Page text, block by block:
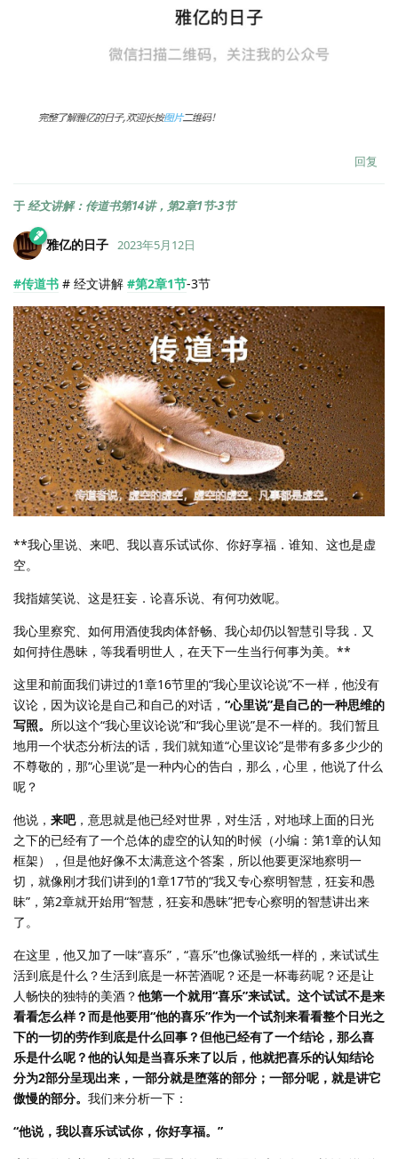
回复
于经文讲解：传道书第14讲，第2章1节-3节
雅亿的日子 2023年5月12日
#传道书 # 经文讲解 #第2章1节-3节
**我心里说、来吧、我以喜乐试试你、你好享福．谁知、这也是虚
空。
我指嬉笑说、这是狂妄．论喜乐说、有何功效呢。
我心里察究、如何用酒使我肉体舒畅、我心却仍以智慧引导我．又
如何持住愚昧，等我看明世人，在天下一生当行何事为美。**
这里和前面我们讲过的1章16节里的“我心里议论说”不一样，他没有
议论，因为议论是自己和自己的对话， “心里说”是自己的一种思维的
写照。 所以这个“我心里议论说”和“我心里说”是不一样的。我们暂且
地用一个状态分析法的话，我们就知道“心里议论”是带有多多少少的
不尊敬的，那“心里说”是一种内心的告白，那么，心里，他说了什么
呢？
他说， 来吧，意思就是他已经对世界，对生活，对地球上面的日光
之下的已经有了一个总体的虚空的认知的时候（小编：第1章的认知
框架），但是他好像不太满意这个答案，所以他要更深地察明一
切，就像刚才我们讲到的1章17节的“我又专心察明智慧，狂妄和愚
昧”，第2章就开始用“智慧，狂妄和愚昧”把专心察明的智慧讲出来
了。
在这里，他又加了一味“喜乐”，“喜乐”也像试验纸一样的，来试试生
活到底是什么？生活到底是一杯苦酒呢？还是一杯毒药呢？还是让
人畅快的独特的美酒？他第一个就用“喜乐”来试试。这个试试不是来
看看怎么样？而是他要用“他的喜乐”作为一个试剂来看看整个日光之
下的一切的劳作到底是什么回事？但他已经有了一个结论，那么喜
乐是什么呢？他的认知是当喜乐来了以后，他就把喜乐的认知结论
分为2部分呈现出来，一部分就是堕落的部分；一部分呢，就是讲它
傲慢的部分。 我们来分析一下：
“他说，我以喜乐试试你，你好享福。”